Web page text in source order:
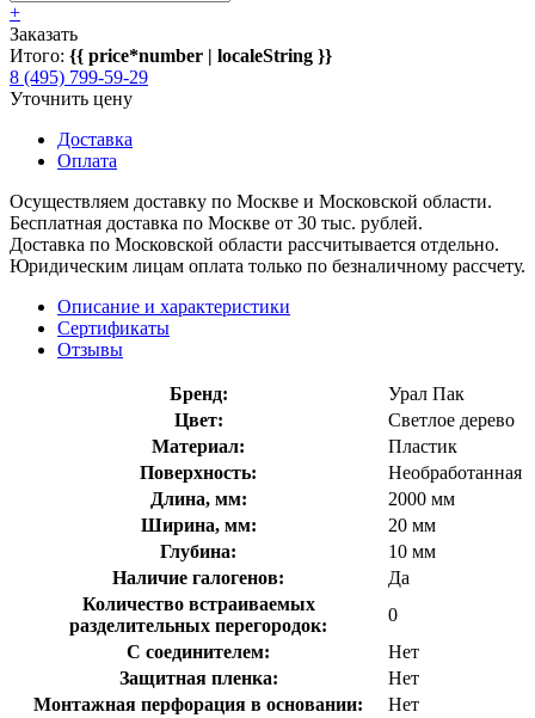
+
Заказать
Итого: {{ price*number | localeString }}
8 (495) 799-59-29
Уточнить цену
Доставка
Оплата
Осуществляем доставку по Москве и Московской области.
Бесплатная доставка по Москве от 30 тыс. рублей.
Доставка по Московской области рассчитывается отдельно.
Юридическим лицам оплата только по безналичному рассчету.
Описание и характеристики
Сертификаты
Отзывы
Бренд:
Урал Пак
Цвет:
Светлое дерево
Материал:
Пластик
Поверхность:
Необработанная
Длина, мм:
2000 мм
Ширина, мм:
20 мм
Глубина:
10 мм
Наличие галогенов:
Да
Количество встраиваемых
разделительных перегородок:
0
С соединителем:
Нет
Защитная пленка:
Нет
Монтажная перфорация в основании:
Нет